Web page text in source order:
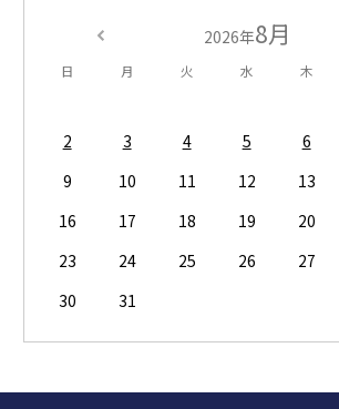
2026年8月
日 月 火 水 木
2
3 4 5 6
9
10 11 12 13
16
17 18 19 20
23
24 25 26 27
30
31